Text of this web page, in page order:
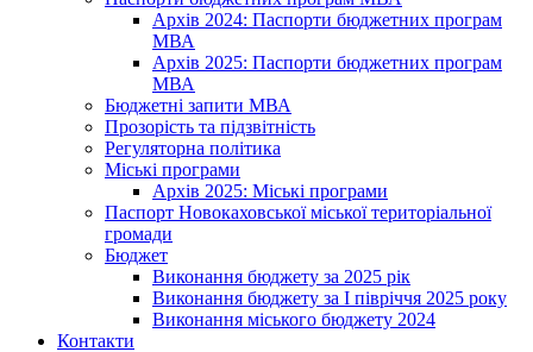
Архів 2024: Паспорти бюджетних програм
МВА
Архів 2025: Паспорти бюджетних програм
МВА
Бюджетні запити МВА
Прозорість та підзвітність
Регуляторна політика
Міські програми
Архів 2025: Міські програми
Паспорт Новокаховської міської територіальної
громади
Бюджет
Виконання бюджету за 2025 рік
Виконання бюджету за І півріччя 2025 року
Виконання міського бюджету 2024
Контакти